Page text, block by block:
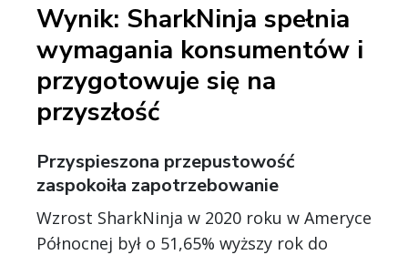
Wynik: SharkNinja spełnia
wymagania konsumentów i
przygotowuje się na
przyszłość
Przyspieszona przepustowość
zaspokoiła zapotrzebowanie
Wzrost SharkNinja w 2020 roku w Ameryce
Północnej był o 51,65% wyższy rok do